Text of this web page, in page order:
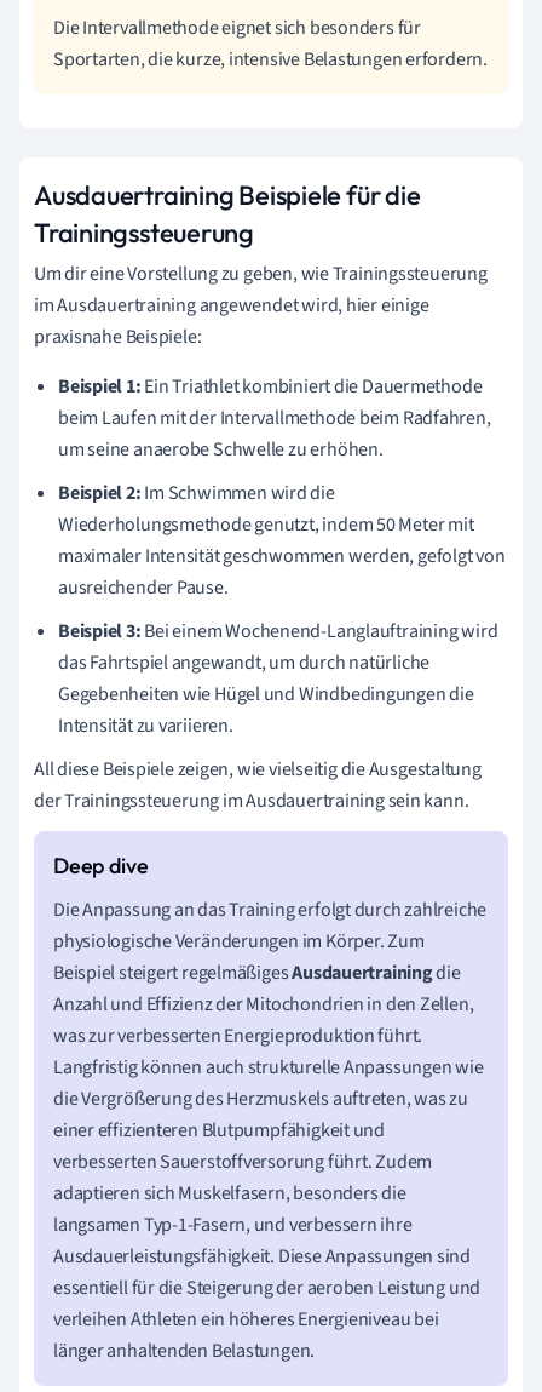
Die Intervallmethode eignet sich besonders für
Sportarten, die kurze, intensive Belastungen erfordern.
Ausdauertraining Beispiele für die
Trainingssteuerung
Um dir eine Vorstellung zu geben, wie Trainingssteuerung
im Ausdauertraining angewendet wird, hier einige
praxisnahe Beispiele:
Beispiel 1:Ein Triathlet kombiniert die Dauermethode
beim Laufen mit der Intervallmethode beim Radfahren,
um seine anaerobe Schwelle zu erhöhen.
Beispiel 2:Im Schwimmen wird die
Wiederholungsmethode genutzt, indem 50 Meter mit
maximaler Intensität geschwommen werden, gefolgt von
ausreichender Pause.
Beispiel 3:Bei einem Wochenend-Langlauftraining wird
das Fahrtspiel angewandt, um durch natürliche
Gegebenheiten wie Hügel und Windbedingungen die
Intensität zu variieren.
All diese Beispiele zeigen, wie vielseitig die Ausgestaltung
der Trainingssteuerung im Ausdauertraining sein kann.
Die Anpassung an das Training erfolgt durch zahlreiche
physiologische Veränderungen im Körper. Zum
Beispiel steigert regelmäßigesAusdauertrainingdie
Anzahl und Effizienz der Mitochondrien in den Zellen,
was zur verbesserten Energieproduktion führt.
Langfristig können auch strukturelle Anpassungen wie
die Vergrößerung des Herzmuskels auftreten, was zu
einer effizienteren Blutpumpfähigkeit und
verbesserten Sauerstoffversorung führt. Zudem
adaptieren sich Muskelfasern, besonders die
langsamen Typ-1-Fasern, und verbessern ihre
Ausdauerleistungsfähigkeit. Diese Anpassungen sind
essentiell für die Steigerung der aeroben Leistung und
verleihen Athleten ein höheres Energieniveau bei
länger anhaltenden Belastungen.